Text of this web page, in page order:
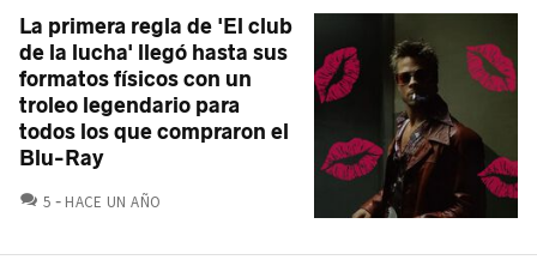
La primera regla de 'El club
de la lucha' llegó hasta sus
formatos físicos con un
troleo legendario para
todos los que compraron el
Blu-Ray
5 COMENTARIOS
HACE UN AÑO